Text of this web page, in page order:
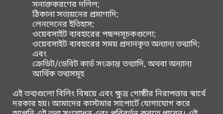
সনাক্তকরণের দলিল;
ঠিকানা সত্যয়নের প্রমাণাদি;
লেনদেনের ইতিহাস;
ওয়েবসাইট ব্যবহারের পছন্দসূচকগুলো;
ওয়েবসাইট ব্যবহারের সময় প্রদানকৃত অন্যান্য তথ্যাদি;
এবং
ক্রেডিট/ডেবিট কার্ড সংক্রান্ত তথ্যাদি, অথবা অন্যান্য
আর্থিক তথ্যসমূহ
এই তথ্যগুলো বিলিং বিষয়ে এবং ক্ষুদ্র গোষ্ঠীর নিরাপত্তার স্বার্থে
দরকার হয়। আমাদের কাস্টমার সাপোর্টে যোগাযোগ করে